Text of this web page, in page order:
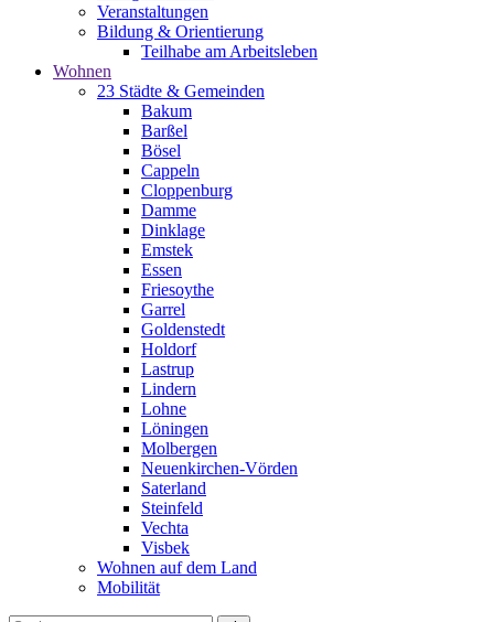
Veranstaltungen
Bildung & Orientierung
Teilhabe am Arbeitsleben
Wohnen
23 Städte & Gemeinden
Bakum
Barßel
Bösel
Cappeln
Cloppenburg
Damme
Dinklage
Emstek
Essen
Friesoythe
Garrel
Goldenstedt
Holdorf
Lastrup
Lindern
Lohne
Löningen
Molbergen
Neuenkirchen-Vörden
Saterland
Steinfeld
Vechta
Visbek
Wohnen auf dem Land
Mobilität